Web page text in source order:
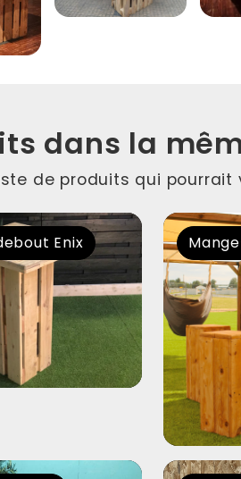
dans la
de produits qui
Enix